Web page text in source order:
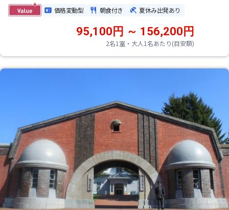
価格変動型 朝食付き 夏休み出発あり
2名1室・大人1名あたり(目安額)
95,100円 ～ 156,200円